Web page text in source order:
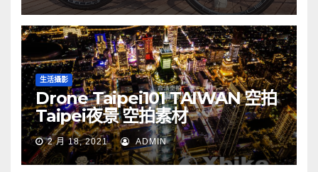
生活攝影
Drone Taipei101 TAIWAN 空拍
Taipei夜景 空拍素材
2 月 18, 2021 ADMIN